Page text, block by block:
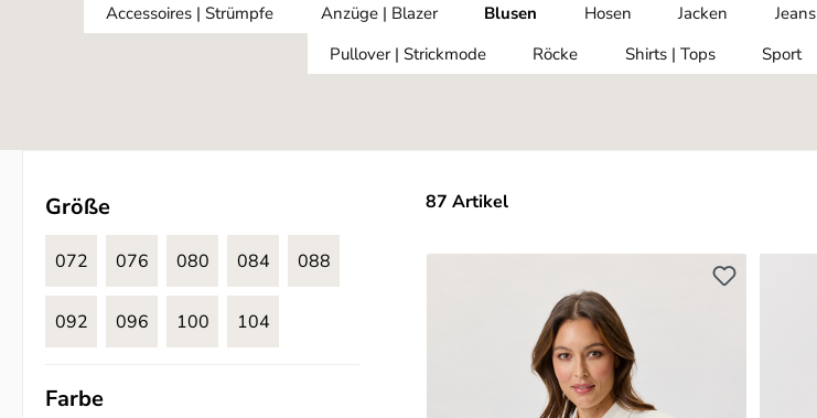
Accessoires | Strümpfe Anzüge | Blazer Blusen Hosen Jacken Jeans
Pullover | Strickmode
Röcke Shirts | Tops Sport
Größe
072 076 080 084 088
092 096 100 104
Farbe
87 Artikel